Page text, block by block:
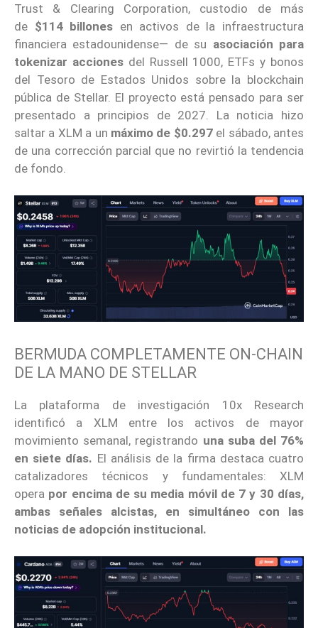
Trust & Clearing Corporation, custodio de más
de $114 billones en activos de la infraestructura
financiera estadounidense— de su asociación para
tokenizar accionesdel Russell 1000, ETFs y bonos
del Tesoro de Estados Unidos sobre la blockchain
pública de Stellar. El proyecto está pensado para ser
presentado a principios de 2027. La noticia hizo
saltar a XLM a un máximo de $0.297el sábado, antes
de una corrección parcial que no revirtió la tendencia
de fondo.
BERMUDA COMPLETAMENTE ON-CHAIN
DE LA MANO DE STELLAR
La plataforma de investigación 10x Research
identificó a XLM entre los activos de mayor
movimiento semanal, registrando una suba del 76%
en siete días. El análisis de la firma destaca cuatro
catalizadores técnicos y fundamentales: XLM
opera por encima de su media móvil de 7 y 30 días,
ambas señales alcistas, en simultáneo con las
noticias de adopción institucional.